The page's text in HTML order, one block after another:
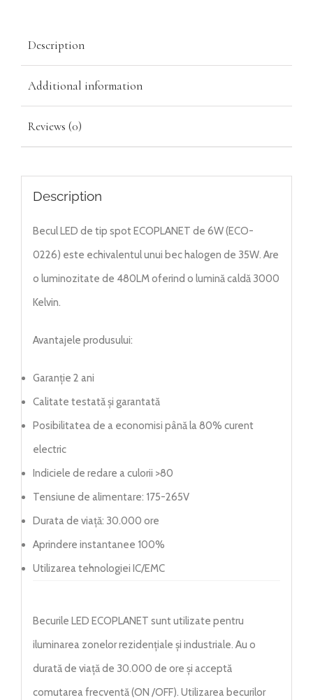
Description
Additional information
Reviews (0)
Description
Becul LED de tip spot ECOPLANET de 6W (ECO-
0226) este echivalentul unui bec halogen de 35W. Are
o luminozitate de 480LM oferind o lumină caldă 3000
Kelvin.
Avantajele produsului:
Garanție 2 ani
Calitate testată și garantată
Posibilitatea de a economisi până la 80% curent
electric
Indiciele de redare a culorii >80
Tensiune de alimentare: 175-265V
Durata de viață: 30.000 ore
Aprindere instantanee 100%
Utilizarea tehnologiei IC/EMC
Becurile LED ECOPLANET sunt utilizate pentru
iluminarea zonelor rezidențiale și industriale. Au o
durată de viață de 30.000 de ore și acceptă
comutarea frecventă (ON /OFF). Utilizarea becurilor